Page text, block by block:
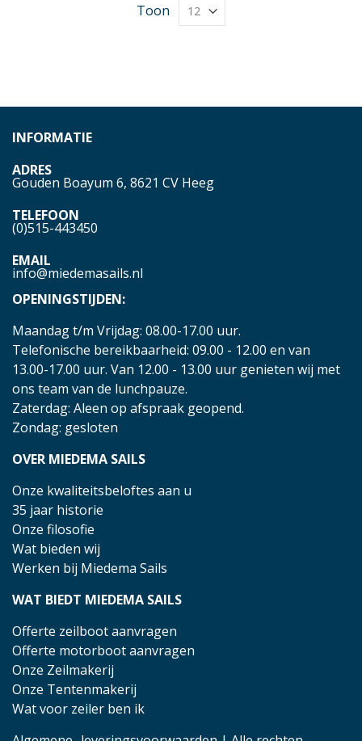
Toon
INFORMATIE
ADRES
Gouden Boayum 6, 8621 CV Heeg
TELEFOON
(0)515-443450
EMAIL
info@miedemasails.nl
OPENINGSTIJDEN:
Maandag t/m Vrijdag: 08.00-17.00 uur.
Telefonische bereikbaarheid: 09.00 - 12.00 en van
13.00-17.00 uur. Van 12.00 - 13.00 uur genieten wij met
ons team van de lunchpauze.
Zaterdag: Aleen op afspraak geopend.
Zondag: gesloten
OVER MIEDEMA SAILS
Onze kwaliteitsbeloftes aan u
35 jaar historie
Onze filosofie
Wat bieden wij
Werken bij Miedema Sails
WAT BIEDT MIEDEMA SAILS
Offerte zeilboot aanvragen
Offerte motorboot aanvragen
Onze Zeilmakerij
Onze Tentenmakerij
Wat voor zeiler ben ik